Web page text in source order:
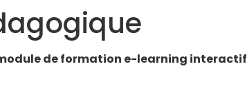
de formation e-learning interactif